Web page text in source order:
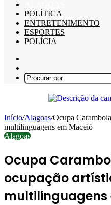
POLÍTICA
ENTRETENIMENTO
ESPORTES
POLÍCIA
skin
Início/Alagoas/Ocupa
multilinguagens em Maceió
Alagoas
Ocupa
ocupação
multilinguagens